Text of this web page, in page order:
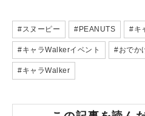
#スヌーピー #PEANUTS #キ
#キャラWalkerイベント #おでか
#キャラWalker